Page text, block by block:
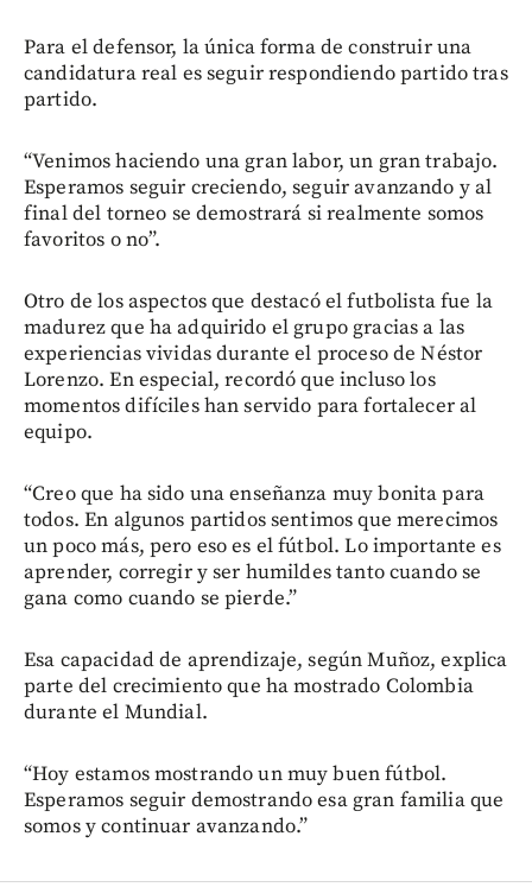
Para el defensor, la única forma de construir una
candidatura real es seguir respondiendo partido tras
partido.
“Venimos haciendo una gran labor, un gran trabajo.
Esperamos seguir creciendo, seguir avanzando y al
final del torneo se demostrará si realmente somos
favoritos o no”.
Otro de los aspectos que destacó el futbolista fue la
madurez que ha adquirido el grupo gracias a las
experiencias vividas durante el proceso de Néstor
Lorenzo. En especial, recordó que incluso los
momentos difíciles han servido para fortalecer al
equipo.
“Creo que ha sido una enseñanza muy bonita para
todos. En algunos partidos sentimos que merecimos
un poco más, pero eso es el fútbol. Lo importante es
aprender, corregir y ser humildes tanto cuando se
gana como cuando se pierde.”
Esa capacidad de aprendizaje, según Muñoz, explica
parte del crecimiento que ha mostrado Colombia
durante el Mundial.
“Hoy estamos mostrando un muy buen fútbol.
Esperamos seguir demostrando esa gran familia que
somos y continuar avanzando.”